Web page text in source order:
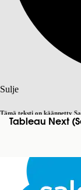
Sulje
Tämä teksti on käännetty
täältä. Vaihda englantiin
Sulje
Tableau Next